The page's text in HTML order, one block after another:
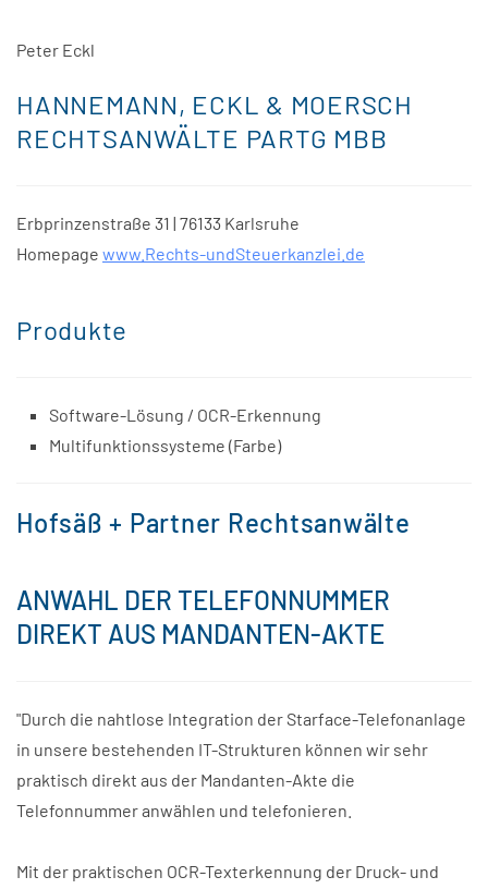
Peter Eckl
HANNEMANN, ECKL & MOERSCH
RECHTSANWÄLTE PARTG MBB
Erbprinzenstraße 31 | 76133 Karlsruhe
Homepage www.Rechts-undSteuerkanzlei.de
Produkte
Software-Lösung / OCR-Erkennung
Multifunktionssysteme (Farbe)
Hofsäß + Partner Rechtsanwälte
ANWAHL DER TELEFONNUMMER
DIREKT AUS MANDANTEN-AKTE
"Durch die nahtlose Integration der Starface-Telefonanlage
in unsere bestehenden IT-Strukturen können wir sehr
praktisch direkt aus der Mandanten-Akte die
Telefonnummer anwählen und telefonieren.
Mit der praktischen OCR-Texterkennung der Druck- und